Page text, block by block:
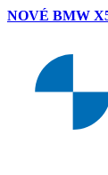
NOVÉ BMW